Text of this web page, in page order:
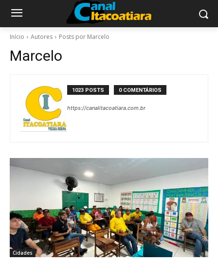
Início Autores Posts por Marcelo
Marcelo
1023 POSTS 0 COMENTÁRIOS
https://canalitacoatiara.com.br
Cidades